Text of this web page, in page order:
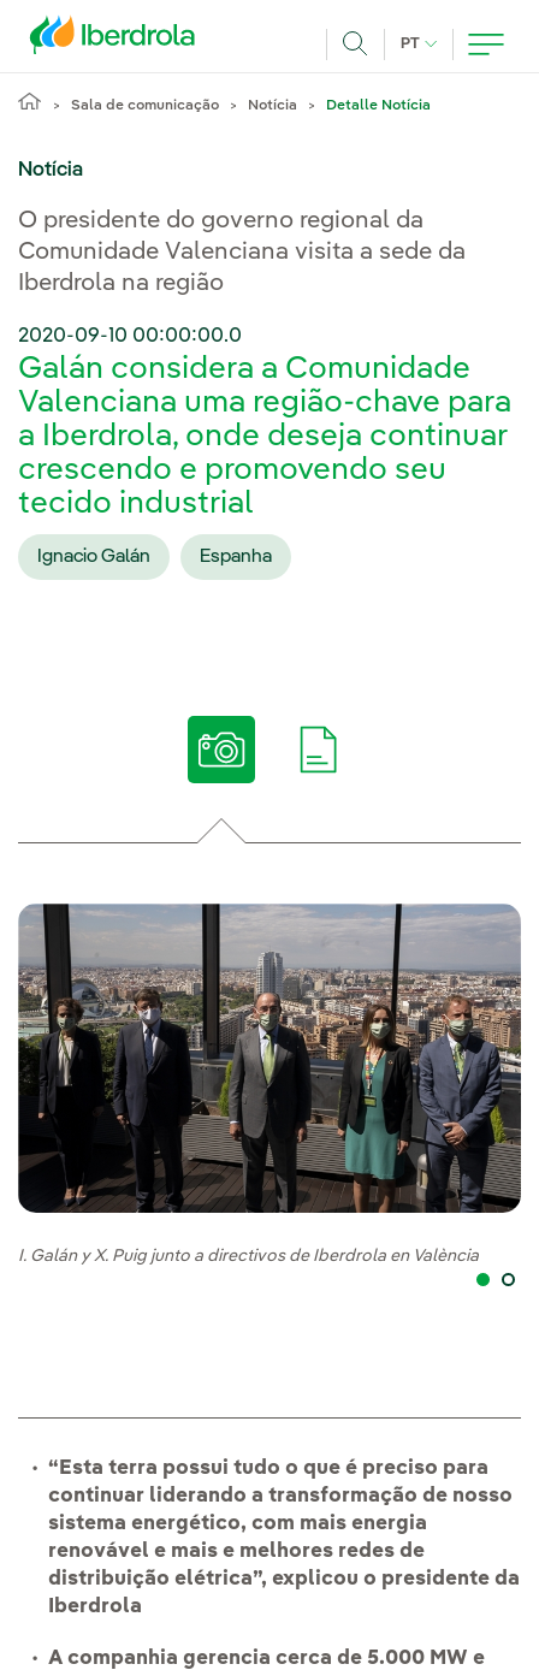
PT IDIOMA ATUAL,
Sala de comunicação Notícia Detalle Notícia
Notícia
O presidente do governo regional da
Comunidade Valenciana visita a sede da
Iberdrola na região
2020-09-10 00:00:00.0
Galán considera a Comunidade
Valenciana uma região-chave para
a Iberdrola, onde deseja continuar
crescendo e promovendo seu
tecido industrial
Ignacio Galán Espanha
I. Galán y X. Puig junto a directivos de Iberdrola en València
“Esta terra possui tudo o que é preciso para
continuar liderando a transformação de nosso
sistema energético, com mais energia
renovável e mais e melhores redes de
distribuição elétrica”, explicou o presidente da
Iberdrola
A companhia gerencia cerca de 5.000 MW e